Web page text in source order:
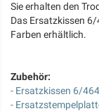
Sie erhalten den
Das Ersatzkissen
Farben erhältlich.
Zubehör:
- Ersatzkissen 6/
-